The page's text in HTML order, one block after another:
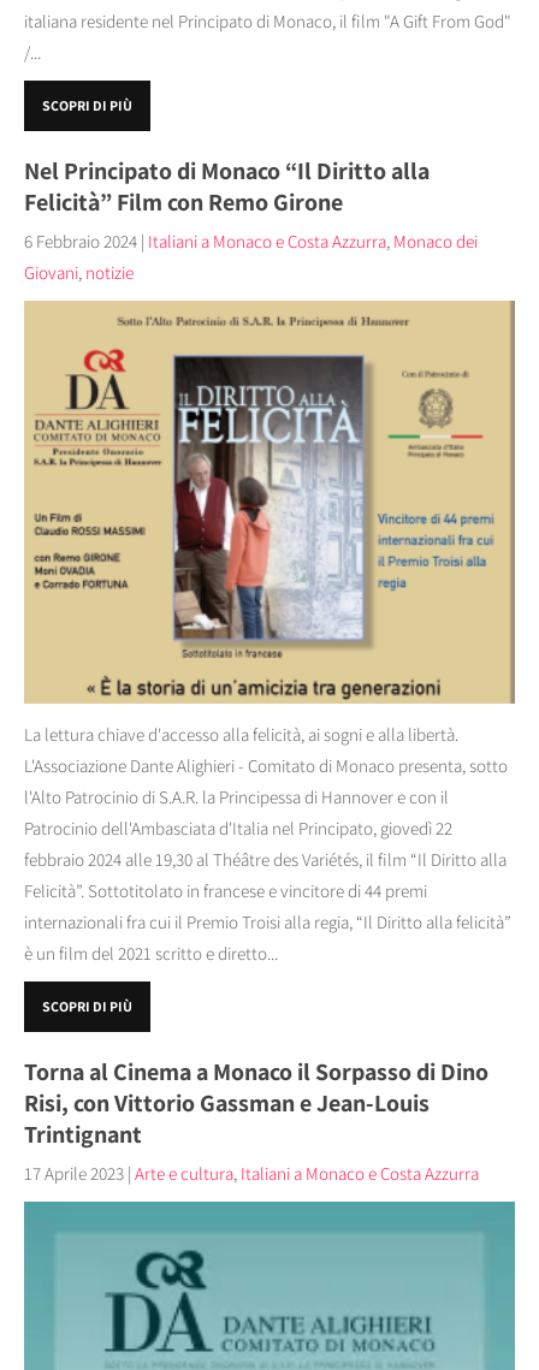
italiana residente nel Principato di Monaco, il film "A Gift From God"
/...
SCOPRI DI PIÙ
Nel Principato di Monaco “Il Diritto alla
Felicità” Film con Remo Girone
6 Febbraio 2024 | Italiani a Monaco e Costa Azzurra, Monaco dei
Giovani, notizie
La lettura chiave d'accesso alla felicità, ai sogni e alla libertà.
L'Associazione Dante Alighieri - Comitato di Monaco presenta, sotto
l'Alto Patrocinio di S.A.R. la Principessa di Hannover e con il
Patrocinio dell'Ambasciata d'Italia nel Principato, giovedì 22
febbraio 2024 alle 19,30 al Théâtre des Variétés, il film “Il Diritto alla
Felicità”. Sottotitolato in francese e vincitore di 44 premi
internazionali fra cui il Premio Troisi alla regia, “Il Diritto alla felicità”
è un film del 2021 scritto e diretto...
SCOPRI DI PIÙ
Torna al Cinema a Monaco il Sorpasso di Dino
Risi, con Vittorio Gassman e Jean-Louis
Trintignant
17 Aprile 2023 | Arte e cultura, Italiani a Monaco e Costa Azzurra